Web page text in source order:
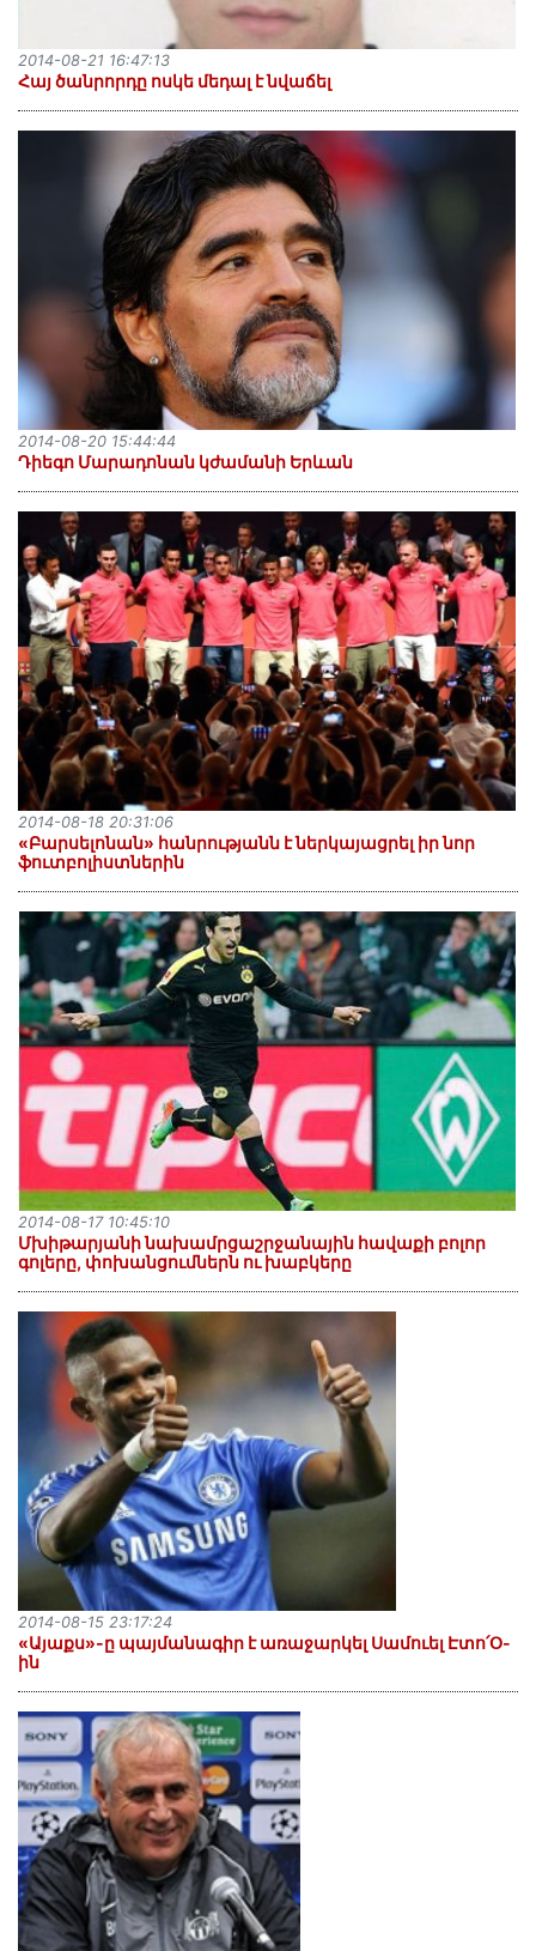
Հայ ծանրորդը ոսկե մեդալ է նվաճել
2014-08-21 16:47:13
Դիեգո Մարադոնան կժամանի Երևան
2014-08-20 15:44:44
«Բարսելոնան» հանրությանն է ներկայացրել իր նոր
ֆուտբոլիստներին
2014-08-18 20:31:06
Մխիթարյանի նախամրցաշրջանային հավաքի բոլոր
գոլերը, փոխանցումներն ու խաբկերը
2014-08-17 10:45:10
«Այաքս»-ը պայմանագիր է առաջարկել Սամուել Էտո՛Օ-
ին
2014-08-15 23:17:24